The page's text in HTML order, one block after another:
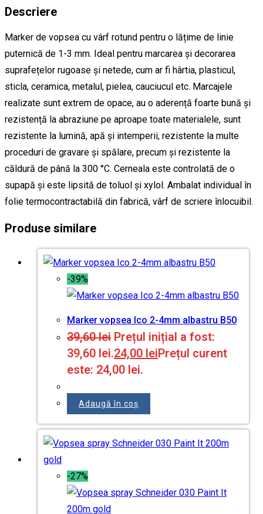
Descriere
Marker de vopsea cu vârf rotund pentru o lățime de linie
puternică de 1-3 mm. Ideal pentru marcarea și decorarea
suprafețelor rugoase și netede, cum ar fi hârtia, plasticul,
sticla, ceramica, metalul, pielea, cauciucul etc. Marcajele
realizate sunt extrem de opace, au o aderență foarte bună și
rezistență la abraziune pe aproape toate materialele, sunt
rezistente la lumină, apă și intemperii, rezistente la multe
proceduri de gravare și spălare, precum și rezistente la
căldură de până la 300 °C. Cerneala este controlată de o
supapă și este lipsită de toluol și xylol. Ambalat individual în
folie termocontractabilă din fabrică, vârf de scriere înlocuibil.
Produse similare
-39%
Marker vopsea Ico 2-4mm albastru B50
39,60lei Prețul inițial a fost:
39,60 lei.24,00 leiPrețul curent
este: 24,00 lei.
Adaugă în coș
-27%